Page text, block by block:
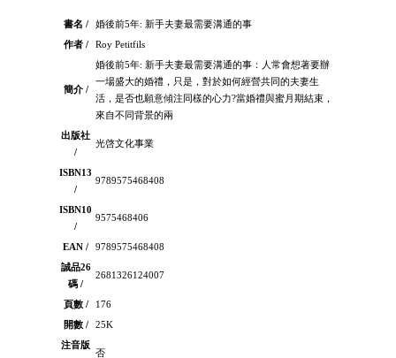
書名 /
婚後前5年: 新手夫妻最需要溝通的事
作者 /
Roy Petitfils
簡介 /
婚後前5年: 新手夫妻最需要溝通的事：人常會想著要辦
一場盛大的婚禮，只是，對於如何經營共同的夫妻生
活，是否也願意傾注同樣的心力?當婚禮與蜜月期結束，
來自不同背景的兩
出版社
/
光啓文化事業
ISBN13
/
9789575468408
ISBN10
/
9575468406
EAN /
9789575468408
誠品26
碼 /
2681326124007
頁數 /
176
開數 /
25K
注音版
否